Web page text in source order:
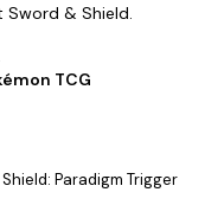
& Shield.
TCG
Paradigm Trigger